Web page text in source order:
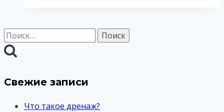
Найти:
Свежие записи
Что такое дренаж?